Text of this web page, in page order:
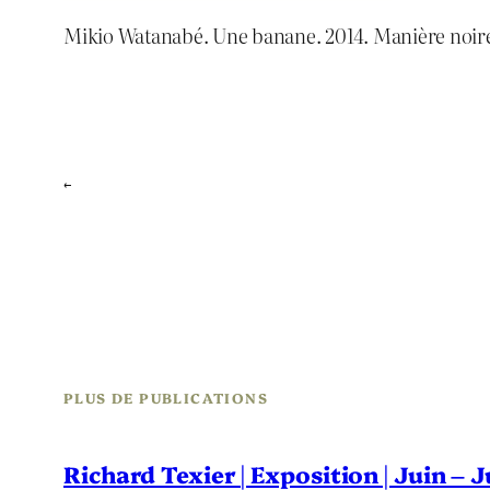
Mikio Watanabé. Une banane. 2014. Manière
←
PLUS DE PUBLICATIONS
Richard Texier | Exposition | Juin –